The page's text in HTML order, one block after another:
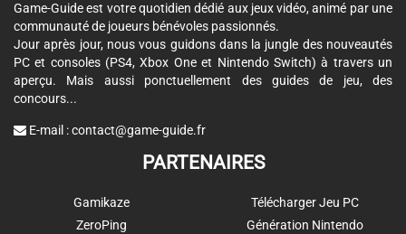
Game-Guide est votre quotidien dédié aux jeux vidéo, animé par une
communauté de joueurs bénévoles passionnés.
Jour après jour, nous vous guidons dans la jungle des nouveautés
PC et consoles (PS4, Xbox One et Nintendo Switch) à travers un
aperçu. Mais aussi ponctuellement des guides de jeu, des
concours...
E-mail :contact@game-guide.fr
PARTENAIRES
Gamikaze
ZeroPing
Télécharger Jeu PC
Génération Nintendo